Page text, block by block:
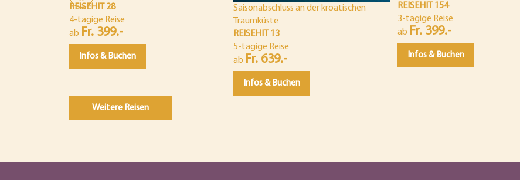
REISEHIT 28
4-tägige Reise
ab Fr. 399.-
Infos & Buchen
Saisonabschluss an der kroatischen
Traumküste
REISEHIT 13
5-tägige Reise
ab Fr. 639.-
Infos & Buchen
REISEHIT 154
3-tägige Reise
ab Fr. 399.-
Infos & Buchen
Weitere Reisen